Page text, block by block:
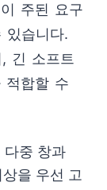
주된 요구
있습니다.
긴 소프트
적합할 수
다중 창과
을 우선 고